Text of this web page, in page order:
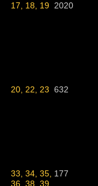
17, 18, 19 2020
20, 22, 23 632
33, 34, 35,
36, 38, 39,
177